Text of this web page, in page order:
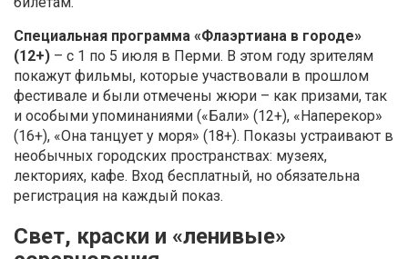
Специальная программа «Флаэртиана в городе»
(12+) – с 1 по 5 июля в Перми. В этом году зрителям
покажут фильмы, которые участвовали в прошлом
фестивале и были отмечены жюри – как призами, так
и особыми упоминаниями («Бали» (12+), «Наперекор»
(16+), «Она танцует у моря» (18+). Показы устраивают в
необычных городских пространствах: музеях,
лекториях, кафе. Вход бесплатный, но обязательна
регистрация на каждый показ.
Свет, краски и «ленивые»